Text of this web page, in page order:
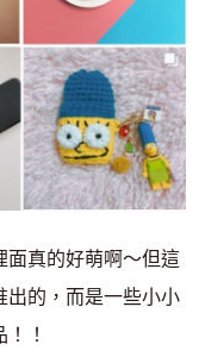
真的好萌啊～但這
的，而是一些小小
！